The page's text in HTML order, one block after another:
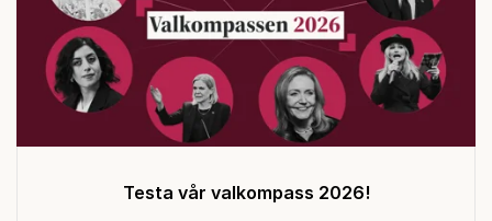
Testa vår valkompass 2026!